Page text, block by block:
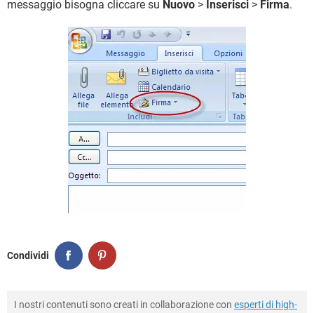
messaggio bisogna cliccare su Nuovo > Inserisci > Firma.
Condividi
I nostri contenuti sono creati in collaborazione con esperti di high-